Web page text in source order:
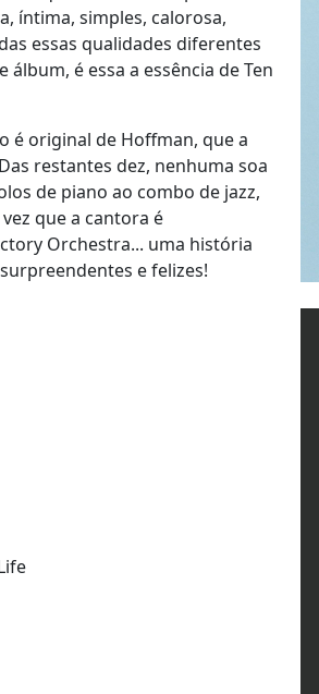
íntima, simples, calorosa,
essas qualidades diferentes
é essa a essência de Ten
é original de Hoffman, que a
restantes dez, nenhuma soa
de piano ao combo de jazz,
que a cantora é
Orchestra... uma história
e felizes!